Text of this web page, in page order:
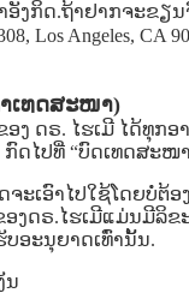
ອັງກິດ.ຖ້າຢາກຈະຂຽ
Los Angeles, CA
ເທດສະໜາ)
ດຣ. ໄຮເມີ ໄດ້ທຸກອາ
ກົດໄປທີ່ “ບົດເທດສະໜ
ະເອົາໄປໃຊ້ໂດຍບໍ່ຕ້
ງດຣ.ໄຮເມີແມ່ນມີລິຂ
ບອະນຸຍາດເທົ່ານັ້ນ.
ນ